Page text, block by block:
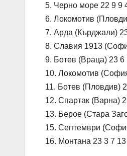
5. Черно море 22 9 9
6. Локомотив
7. Арда (Кърджали)
8. Славия 1913
9. Ботев (Враца) 23 6
10. Локомотив
11. Ботев (Пловдив)
12. Спартак (Варна)
13. Берое (Стара
15. Септември
16. Монтана 23 3 7